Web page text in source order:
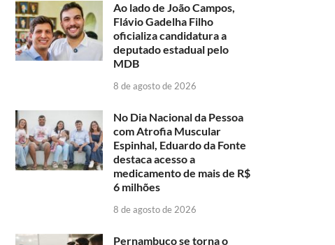
Ao lado de João Campos,
Flávio Gadelha Filho
oficializa candidatura a
deputado estadual pelo
MDB
8 de agosto de 2026
No Dia Nacional da Pessoa
com Atrofia Muscular
Espinhal, Eduardo da Fonte
destaca acesso a
medicamento de mais de R$
6 milhões
8 de agosto de 2026
Pernambuco se torna o